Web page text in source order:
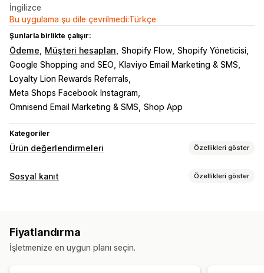
İngilizce
Bu uygulama şu dile çevrilmedi:Türkçe
Şunlarla birlikte çalışır:
Ödeme Müşteri hesapları Shopify Flow Shopify Yöneticisi
Google Shopping and SEO
Klaviyo Email Marketing & SMS
Loyalty Lion Rewards Referrals
Meta Shops Facebook Instagram
Omnisend Email Marketing & SMS Shop App
Kategoriler
Ürün değerlendirmeleri Özellikleri göster
Görüntüleme seçenekleri
Sekmeler veya kenar çubukları
Tüm değerlendirmeler sayfası
Sosyal kanıt Özellikleri göster
Görüntüleme seçenekleri
Fiyatlandırma
İşletmenize en uygun planı seçin.